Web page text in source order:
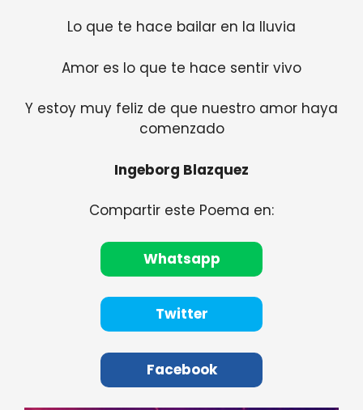
Lo que te hace bailar en la lluvia
Amor es lo que te hace sentir vivo
Y estoy muy feliz de que nuestro amor haya
comenzado
Ingeborg Blazquez
Compartir este Poema en:
Whatsapp
Twitter
Facebook